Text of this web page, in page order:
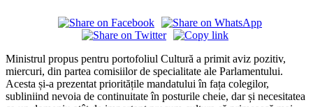
Ministrul propus pentru portofoliul Cultură a primit aviz pozitiv,
miercuri, din partea comisiilor de specialitate ale Parlamentului.
Acesta și-a prezentat prioritățile mandatului în fața colegilor,
subliniind nevoia de continuitate în posturile cheie, dar și necesitatea